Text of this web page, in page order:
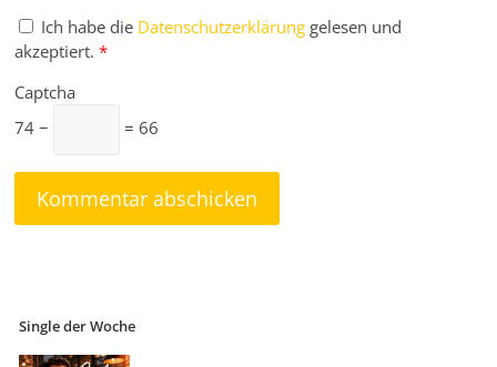
Ich habe die Datenschutzerklärung gelesen und
akzeptiert. *
Captcha
74 −
= 66
Single der Woche